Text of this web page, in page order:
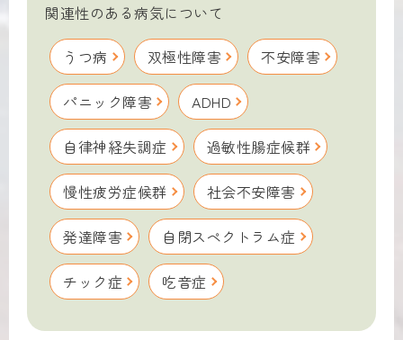
関連性のある病気について
うつ病 双極性障害 不安障害
パニック障害 ADHD
自律神経失調症 過敏性腸症候群
慢性疲労症候群 社会不安障害
発達障害 自閉スペクトラム症
チック症 吃音症